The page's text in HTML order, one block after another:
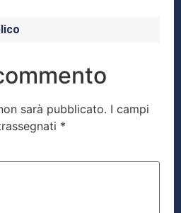
sarà pubblicato. I campi
*